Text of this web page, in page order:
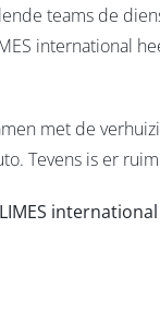
teams de
international
met de
Tevens is er